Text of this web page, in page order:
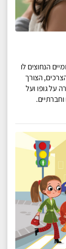
הנחוצים לו
הצורך
על גופו ועל